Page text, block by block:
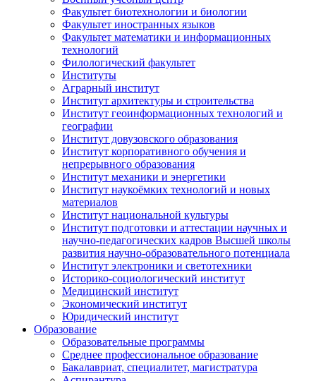
Факультет биотехнологии и биологии
Факультет иностранных языков
Факультет математики и информационных
технологий
Филологический факультет
Институты
Аграрный институт
Институт архитектуры и строительства
Институт геоинформационных технологий и
географии
Институт довузовского образования
Институт корпоративного обучения и
непрерывного образования
Институт механики и энергетики
Институт наукоёмких технологий и новых
материалов
Институт национальной культуры
Институт подготовки и аттестации научных и
научно-педагогических кадров Высшей школы
развития научно-образовательного потенциала
Институт электроники и светотехники
Историко-социологический институт
Медицинский институт
Экономический институт
Юридический институт
Образование
Образовательные программы
Среднее профессиональное образование
Бакалавриат, специалитет, магистратура